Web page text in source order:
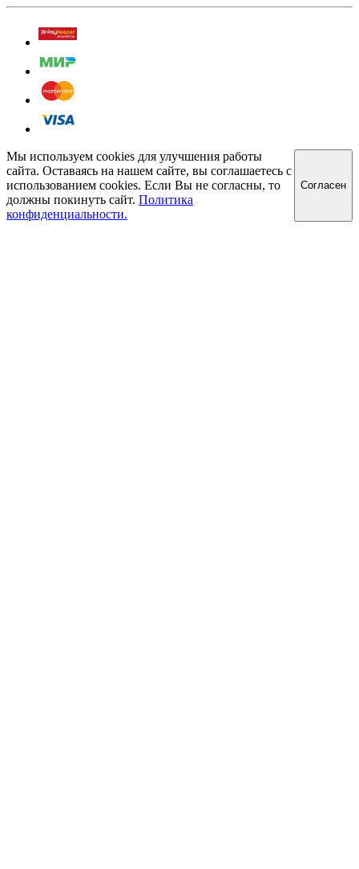
Мы используем cookies для улучшения работы
сайта. Оставаясь на нашем сайте, вы соглашаетесь с
использованием cookies. Если Вы не согласны, то
должны покинуть сайт. Политика
конфиденциальности.
Cогласен